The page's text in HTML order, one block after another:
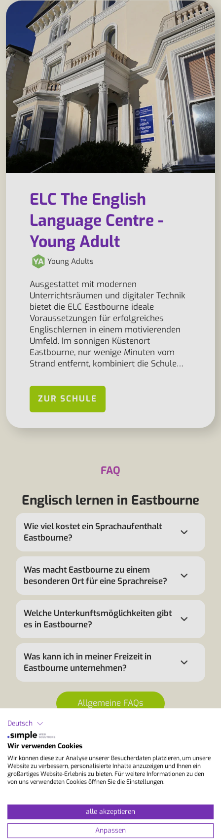
ELC The English
Language Centre -
Young Adult
Young Adults
Ausgestattet mit modernen
Unterrichtsräumen und digitaler Technik
bietet die ELC Eastbourne ideale
Voraussetzungen für erfolgreiches
Englischlernen in einem motivierenden
Umfeld. Im sonnigen Küstenort
Eastbourne, nur wenige Minuten vom
Strand entfernt, kombiniert die Schule…
ZUR SCHULE
FAQ
Englisch lernen in Eastbourne
Wie viel kostet ein Sprachaufenthalt
Eastbourne?
Was macht Eastbourne zu einem
besonderen Ort für eine Sprachreise?
Welche Unterkunftsmöglichkeiten gibt
es in Eastbourne?
Was kann ich in meiner Freizeit in
Eastbourne unternehmen?
Allgemeine FAQs
StudyLingua Expertentipp
Deutsch
Wir verwenden Cookies
Wir können diese zur Analyse unserer Besucherdaten platzieren, um unsere
Website zu verbessern, personalisierte Inhalte anzuzeigen und Ihnen ein
großartiges Website-Erlebnis zu bieten. Für weitere Informationen zu den
von uns verwendeten Cookies öffnen Sie die Einstellungen.
alle akzeptieren
Anpassen